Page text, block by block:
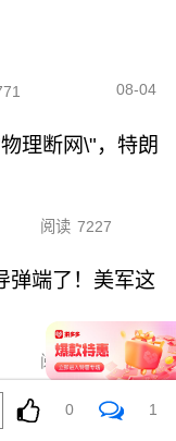
08-04
理断网\"，特朗
阅读 7227
弹端了！美军这
阅读 7041
，水有多深？
0 1